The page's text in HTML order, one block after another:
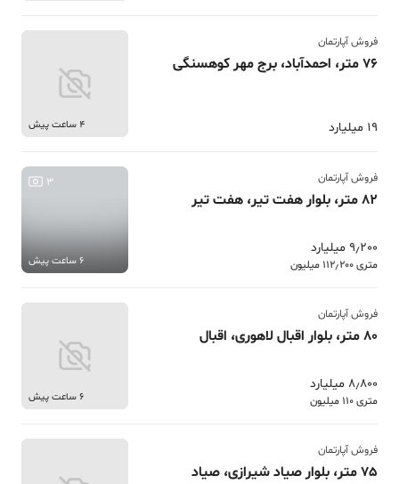
فروش آپارتمان
76 متر، احمدآباد، برج مهر کوهسنگی
19 میلیارد 4 ساعت پیش
فروش آپارتمان
82 متر، بلوار هفت تیر، هفت تیر
9٫200 میلیارد
متری 112٫200 میلیون
3
6 ساعت پیش
فروش آپارتمان
80 متر، بلوار اقبال لاهوری، اقبال
8٫800 میلیارد
متری 110 میلیون 6 ساعت پیش
فروش آپارتمان
75 متر، بلوار صیاد شیرازی، صیاد